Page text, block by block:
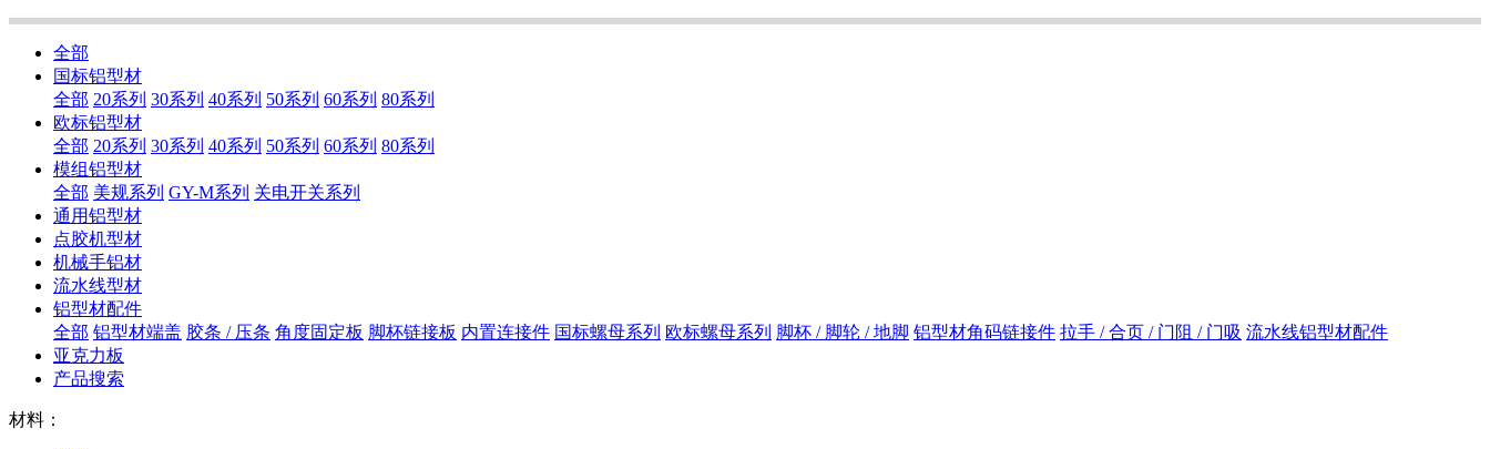
全部
国标铝型材
全部 20系列 30系列 40系列 50系列 60系列 80系列
欧标铝型材
全部 20系列 30系列 40系列 50系列 60系列 80系列
模组铝型材
全部 美规系列 GY-M系列 关电开关系列
通用铝型材
点胶机型材
机械手铝材
流水线型材
铝型材配件
全部 铝型材端盖 胶条 / 压条 角度固定板 脚杯链接板 内置连接件 国标螺母系列 欧标螺母系列 脚杯 / 脚轮 / 地脚 铝型材角码链接件 拉手 / 合页 / 门阻 / 门吸 流水线铝型材配件
亚克力板
产品搜索
材料：